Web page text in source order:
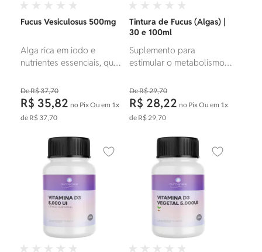
Fucus Vesiculosus 500mg
Alga rica em iodo e
nutrientes essenciais, que
metabolismo, equilíbrio da
tireoide e controle de
peso, além de promover
saúde digestiva e bem-
estar geral.
R$ 37,70
R$ 35,82 no PixOu em 1x
de R$ 37,70
Tintura de Fucus (Algas) |
30 e 100ml
Suplemento para
estimular o metabolismo e
R$ 29,70
R$ 28,22 no PixOu em 1x
de R$ 29,70
Adicionar aos favoritos Adicionar